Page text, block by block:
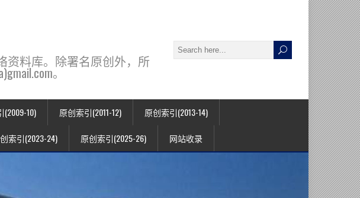
资料库。除署名原创外，所
。
(2009-10) 原创索引(2011-12) 原创索引(2013-14)
索引(2023-24) 原创索引(2025-26) 网站收录